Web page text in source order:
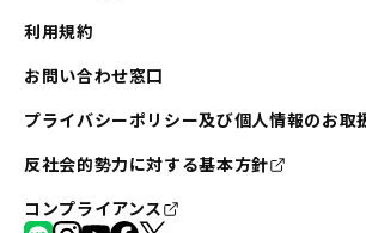
利用規約
お問い合わせ窓口
プライバシーポリシー及び個人情報のお取
反社会的勢力に対する基本方針
コンプライアンス